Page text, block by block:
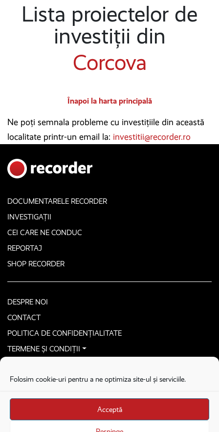
Folosim cookie-uri pentru a ne optimiza site-ul și serviciile.
Acceptă
Lista proiectelor de
investiții din
Corcova
Înapoi la harta principală
Ne poți semnala probleme cu investițiile din această
localitate printr-un email la: investitii@recorder.ro
DOCUMENTARELE RECORDER
INVESTIGAȚII
CEI CARE NE CONDUC
REPORTAJ
SHOP RECORDER
DESPRE NOI
CONTACT
POLITICA DE CONFIDENȚIALITATE
TERMENE ȘI CONDIȚII
Stega creative
Brandul Recorder e operat de Asociația Recorder Community, sub licența SC